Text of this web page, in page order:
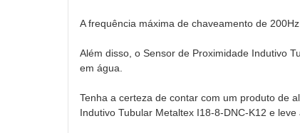
A frequência máxima de chaveamento de
Além disso, o Sensor de Proximidade Indutivo
em água.
Tenha a certeza de contar com um produto de
Indutivo Tubular Metaltex I18-8-DNC-K12 e